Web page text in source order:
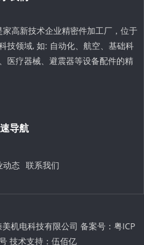
高新技术企业精密件加工厂，位于
技领域, 如: 自动化、航空、基础科
医疗器械、避震器等设备配件的精
导航
动态 联系我们
机电科技有限公司 备案号： 粤ICP
技术支持： 伍佰亿